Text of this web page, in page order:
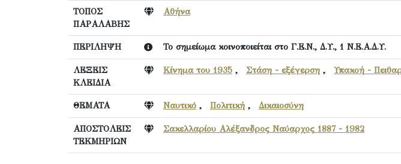
ΤΟΠΟΣ
ΠΑΡΑΛΑΒΗΣ
Αθήνα
ΠΕΡΙΛΗΨΗ Το σημείωμα κοινοποιείται στο Γ.Ε.Ν., Δ.Υ., 1 Ν.Ε.Α.Δ.Υ.
ΛΕΞΕΙΣ
ΚΛΕΙΔΙΑ
Κίνημα του 1935 , Στάση - εξέγερση , Υπακοή -
ΘΕΜΑΤΑ Ναυτικό , Πολιτική , Δικαιοσύνη
ΑΠΟΣΤΟΛΕΙΣ
ΤΕΚΜΗΡΙΩΝ
Σακελλαρίου Αλέξανδρος Ναύαρχος 1887 - 1982